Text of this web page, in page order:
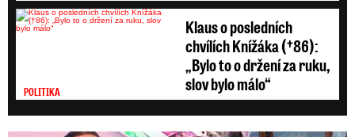
POLITIKA
Klaus o posledních
chvílích Knížáka (†86):
„Bylo to o držení za ruku,
slov bylo málo“